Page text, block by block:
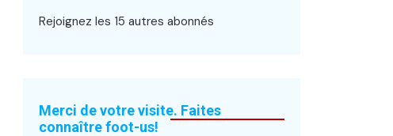
Rejoignez les 15 autres abonnés
Merci de votre visite. Faites
connaître foot-us!